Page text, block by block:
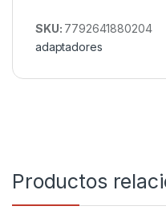
SKU: 7792641880204
adaptadores
Productos